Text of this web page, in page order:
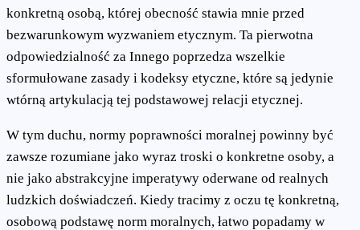
konkretną osobą, której obecność stawia mnie przed
bezwarunkowym wyzwaniem etycznym. Ta pierwotna
odpowiedzialność za Innego poprzedza wszelkie
sformułowane zasady i kodeksy etyczne, które są jedynie
wtórną artykulacją tej podstawowej relacji etycznej.
W tym duchu, normy poprawności moralnej powinny być
zawsze rozumiane jako wyraz troski o konkretne osoby, a
nie jako abstrakcyjne imperatywy oderwane od realnych
ludzkich doświadczeń. Kiedy tracimy z oczu tę konkretną,
osobową podstawę norm moralnych, łatwo popadamy w